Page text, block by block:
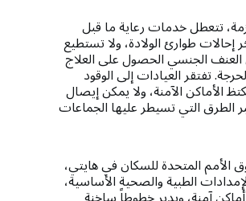
تتعطل خدمات رعاية ما قبل
إحالات طوارئ الولادة، ولا تستطيع
العنف الجنسي الحصول على العلاج
تفتقر العيادات إلى الوقود
الأماكن الآمنة، ولا يمكن إيصال
الطرق التي تسيطر عليها الجماعات
الأمم المتحدة للسكان في هايتي،
الطبية والصحية الأساسية،